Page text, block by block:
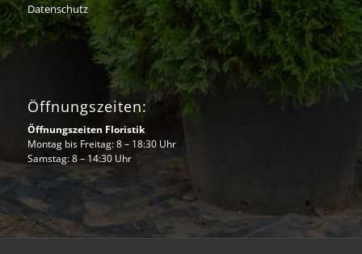
Datenschutz
Öffnungszeiten:
Öffnungszeiten Floristik
Montag bis Freitag: 8 – 18:30 Uhr
Samstag: 8 – 14:30 Uhr